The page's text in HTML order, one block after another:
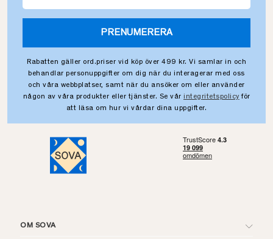
PRENUMERERA
Rabatten gäller ord.priser vid köp över 499 kr. Vi samlar in och
behandlar personuppgifter om dig när du interagerar med oss
och våra webbplatser, samt när du ansöker om eller använder
någon av våra produkter eller tjänster. Se vår integritetspolicy för
att läsa om hur vi vårdar dina uppgifter.
OM SOVA